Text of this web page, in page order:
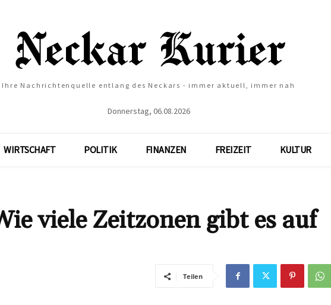
Ihre Nachrichtenquelle entlang des Neckars - immer aktuell, immer nah
Donnerstag, 06.08.2026
WIRTSCHAFT POLITIK FINANZEN FREIZEIT KULTUR
viele Zeitzonen gibt es auf
Teilen